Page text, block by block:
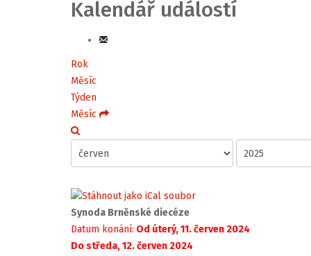
Kalendář událostí
Rok
Měsíc
Týden
Měsíc
Synoda Brněnské diecéze
Datum konání: Od úterý, 11. červen 2024
Do středa, 12. červen 2024